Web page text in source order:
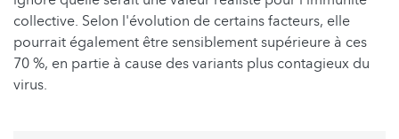
collective. Selon l'évolution de certains facteurs, elle
pourrait également être sensiblement supérieure à ces
70 %, en partie à cause des variants plus contagieux du
virus.